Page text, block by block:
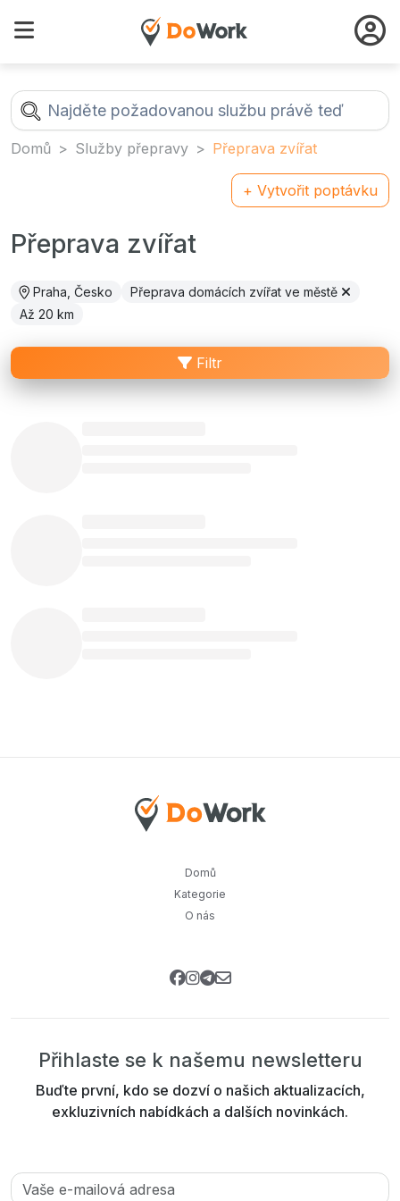
Domů Služby přepravy Přeprava zvířat
+ Vytvořit poptávku
Přeprava zvířat
Praha, Česko
Přeprava domácích zvířat ve městě
Až 20 km
Filtr
Domů
Kategorie
O nás
Přihlaste se k našemu newsletteru
Buďte první, kdo se dozví o našich aktualizacích,
exkluzivních nabídkách a dalších novinkách.